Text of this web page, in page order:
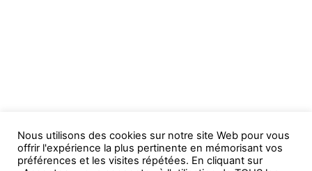
Nous utilisons des cookies sur notre site Web pour vous
offrir l'expérience la plus pertinente en mémorisant vos
préférences et les visites répétées. En cliquant sur